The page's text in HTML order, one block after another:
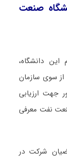
صنعت
این دانشگاه،
از سوی سازمان
جهت ارزیابی
نفت معرفی
شرکت در